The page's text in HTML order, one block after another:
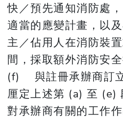
快／預先通知消防處
適當的應變計畫，以
主／佔用人在消防裝
間，採取額外消防安全
(f) 與註冊承辦商訂
厘定上述第 (a) 至 (e)
對承辦商有關的工作